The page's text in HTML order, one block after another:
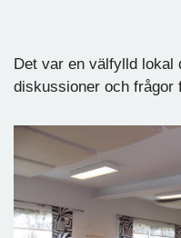
Det var en välfylld lokal
diskussioner och frågor